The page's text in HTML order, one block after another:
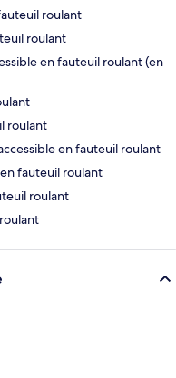
roulant
roulant
en fauteuil roulant (en
roulant
en fauteuil roulant
fauteuil roulant
roulant